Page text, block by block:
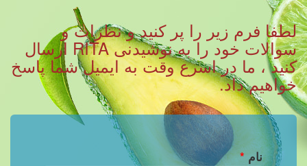
لطفا فرم زیر را پر کنید و نظرات و
سوالات خود را به نوشیدنی RITA ارسال
کنید ، ما در اسرع وقت به ایمیل شما پاسخ
خواهیم داد.
نام *